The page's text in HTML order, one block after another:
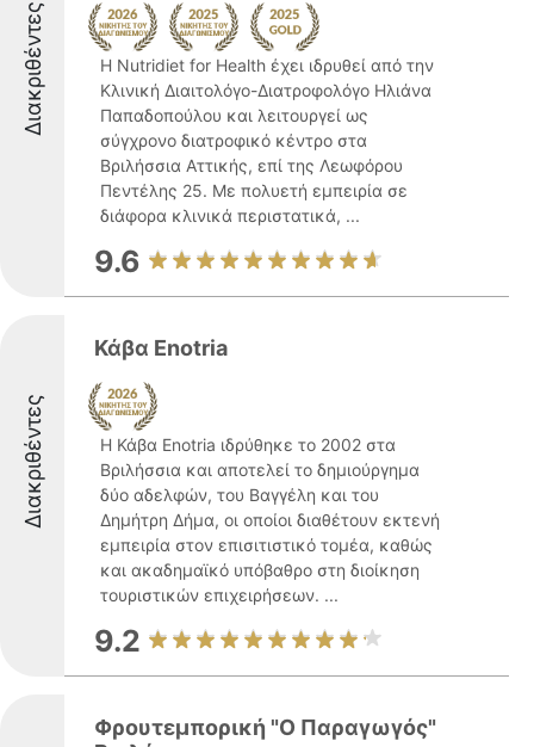
Διακριθέντες
Η Nutridiet for Health έχει ιδρυθεί από την
Κλινική Διαιτολόγο-Διατροφολόγο Ηλιάνα
Παπαδοπούλου και λειτουργεί ως
σύγχρονο διατροφικό κέντρο στα
Βριλήσσια Αττικής, επί της Λεωφόρου
Πεντέλης 25. Με πολυετή εμπειρία σε
διάφορα κλινικά περιστατικά, ...
9.6
Διακριθέντες
Κάβα Enotria
Η Κάβα Enotria ιδρύθηκε το 2002 στα
Βριλήσσια και αποτελεί το δημιούργημα
δύο αδελφών, του Βαγγέλη και του
Δημήτρη Δήμα, οι οποίοι διαθέτουν εκτενή
εμπειρία στον επισιτιστικό τομέα, καθώς
και ακαδημαϊκό υπόβαθρο στη διοίκηση
τουριστικών επιχειρήσεων. ...
9.2
Φρουτεμπορική "Ο Παραγωγός"